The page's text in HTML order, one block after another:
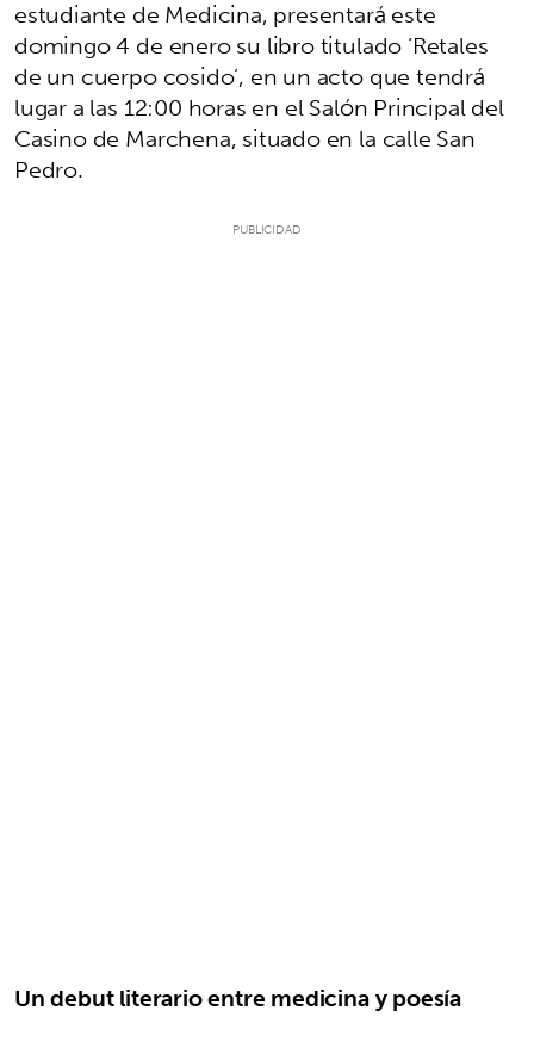
estudiante de Medicina, presentará este
domingo 4 de enero su libro titulado ‘Retales
de un cuerpo cosido’, en un acto que tendrá
lugar a las 12:00 horas en el Salón Principal del
Casino de Marchena, situado en la calle San
Pedro.
Un debut literario entre medicina y poesía